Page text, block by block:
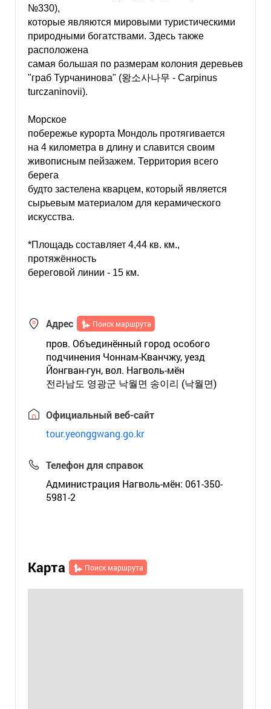
№330),
которые являются мировыми туристическими
природными богатствами. Здесь также
расположена
самая большая по размерам колония деревьев
"граб Турчанинова" (왕소사나무 - Carpinus
turczaninovii).
Морское
побережье курорта Мондоль протягивается
на 4 километра в длину и славится своим
живописным пейзажем. Территория всего
берега
будто застелена кварцем, который является
сырьевым материалом для керамического
искусства.
*Площадь составляет 4,44 кв. км.,
протяжённость
береговой линии - 15 км.
Адрес Поиск маршрута
пров. Объединённый город особого
подчинения Чоннам-Кванчжу, уезд
Йонгван-гун, вол. Нагволь-мён
전라남도 영광군 낙월면 송이리 (낙월면)
Официальный веб-сайт
tour.yeonggwang.go.kr
Телефон для справок
Администрация Нагволь-мён: 061-350-
5981-2
Карта Поиск маршрута